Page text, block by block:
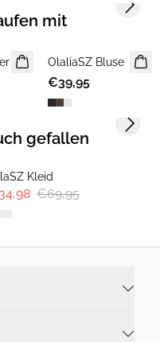
mit
NEUHEIT
OlaliaSZ Bluse
€39,95
Next
gefallen
Kleid
€69,95
Next